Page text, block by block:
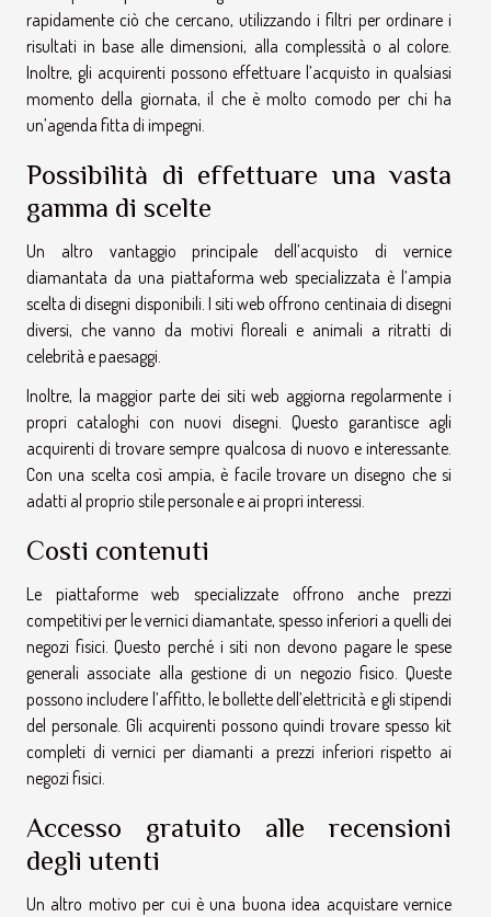
rapidamente ciò che cercano, utilizzando i filtri per ordinare i
risultati in base alle dimensioni, alla complessità o al colore.
Inoltre, gli acquirenti possono effettuare l’acquisto in qualsiasi
momento della giornata, il che è molto comodo per chi ha
un’agenda fitta di impegni.
Possibilità di effettuare una vasta
gamma di scelte
Un altro vantaggio principale dell’acquisto di vernice
diamantata da una piattaforma web specializzata è l’ampia
scelta di disegni disponibili. I siti web offrono centinaia di disegni
diversi, che vanno da motivi floreali e animali a ritratti di
celebrità e paesaggi.
Inoltre, la maggior parte dei siti web aggiorna regolarmente i
propri cataloghi con nuovi disegni. Questo garantisce agli
acquirenti di trovare sempre qualcosa di nuovo e interessante.
Con una scelta così ampia, è facile trovare un disegno che si
adatti al proprio stile personale e ai propri interessi.
Costi contenuti
Le piattaforme web specializzate offrono anche prezzi
competitivi per le vernici diamantate, spesso inferiori a quelli dei
negozi fisici. Questo perché i siti non devono pagare le spese
generali associate alla gestione di un negozio fisico. Queste
possono includere l’affitto, le bollette dell’elettricità e gli stipendi
del personale. Gli acquirenti possono quindi trovare spesso kit
completi di vernici per diamanti a prezzi inferiori rispetto ai
negozi fisici.
Accesso gratuito alle recensioni
degli utenti
Un altro motivo per cui è una buona idea acquistare vernice